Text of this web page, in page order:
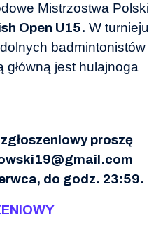
Mistrzostwa Polski
Open U15. W turnieju
badmintonistów
główną jest hulajnoga
proszę
do godz. 23:59.